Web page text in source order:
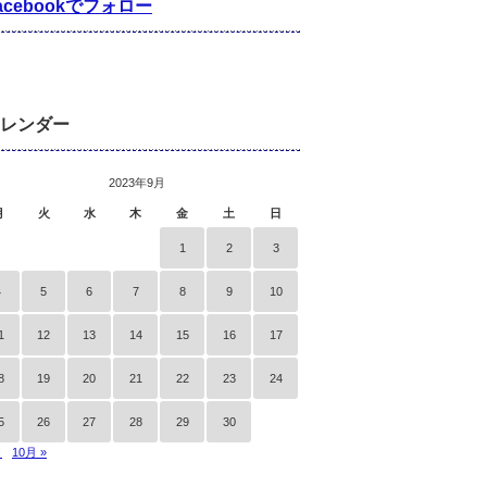
でフォロー
ンダー
2023年9月
火 水 木 金 土 日
1 2 3
5 6 7 8 9 10
12 13 14 15 16 17
19 20 21 22 23 24
26 27 28 29 30
10月 »